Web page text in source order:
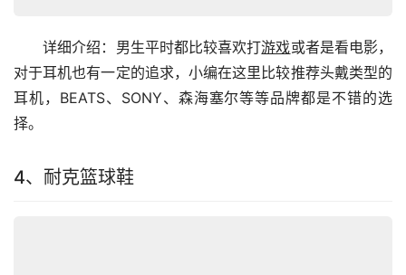
详细介绍：男生平时都比较喜欢打游戏或者是看电影，
对于耳机也有一定的追求，小编在这里比较推荐头戴类型的
耳机，BEATS、SONY、森海塞尔等等品牌都是不错的选
择。
4、耐克篮球鞋